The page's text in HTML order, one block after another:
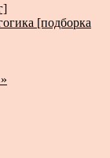
[подборка